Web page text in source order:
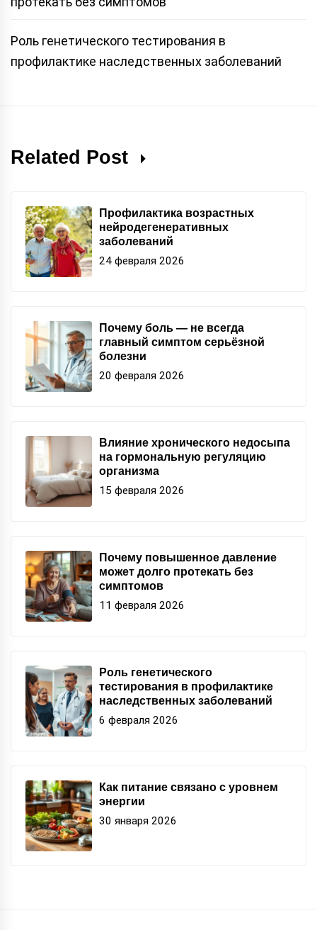
Роль генетического тестирования в
профилактике наследственных заболеваний
Related Post
Профилактика возрастных
нейродегенеративных
заболеваний
24 февраля 2026
Почему боль — не всегда
главный симптом серьёзной
болезни
20 февраля 2026
Влияние хронического недосыпа
на гормональную регуляцию
организма
15 февраля 2026
Почему повышенное давление
может долго протекать без
симптомов
11 февраля 2026
Роль генетического
тестирования в профилактике
наследственных заболеваний
6 февраля 2026
Как питание связано с уровнем
энергии
30 января 2026